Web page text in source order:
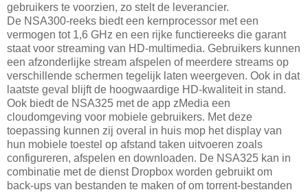
gebruikers te voorzien, zo stelt de leverancier.
De NSA300-reeks biedt een kernprocessor met een
vermogen tot 1,6 GHz en een rijke functiereeks die garant
staat voor streaming van HD-multimedia. Gebruikers kunnen
een afzonderlijke stream afspelen of meerdere streams op
verschillende schermen tegelijk laten weergeven. Ook in dat
laatste geval blijft de hoogwaardige HD-kwaliteit in stand.
Ook biedt de NSA325 met de app zMedia een
cloudomgeving voor mobiele gebruikers. Met deze
toepassing kunnen zij overal in huis mop het display van
hun mobiele toestel op afstand taken uitvoeren zoals
configureren, afspelen en downloaden. De NSA325 kan in
combinatie met de dienst Dropbox worden gebruikt om
back-ups van bestanden te maken of om torrent-bestanden